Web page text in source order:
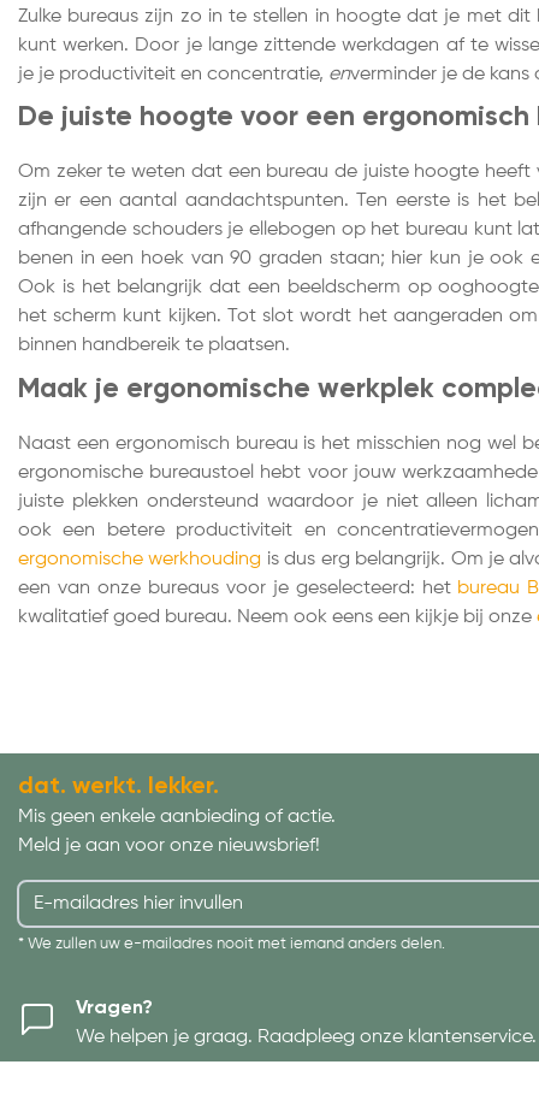
Zulke bureaus zijn zo in te stellen in hoogte dat je met
kunt werken. Door je lange zittende werkdagen af te
je je productiviteit en concentratie, enverminder je de kans
De juiste hoogte voor een ergonomisch
Om zeker te weten dat een bureau de juiste hoogte heeft
zijn er een aantal aandachtspunten. Ten eerste is het
afhangende schouders je ellebogen op het bureau kunt
benen in een hoek van 90 graden staan; hier kun je ook
Ook is het belangrijk dat een beeldscherm op
het scherm kunt kijken. Tot slot wordt het aangeraden
binnen handbereik te plaatsen.
Maak je ergonomische werkplek
Naast een ergonomisch bureau is het misschien nog wel
ergonomische bureaustoel hebt voor jouw
juiste plekken ondersteund waardoor je niet alleen
ook een betere productiviteit en
ergonomische werkhouding is dus erg belangrijk. Om je
een van onze bureaus voor je geselecteerd: het bureau
kwalitatief goed bureau. Neem ook eens een kijkje bij onze
dat. werkt. lekker.
Mis geen enkele aanbieding of actie.
Meld je aan voor onze nieuwsbrief!
* We zullen uw e-mailadres nooit met iemand anders delen.
Vragen?
We helpen je graag. Raadpleeg onze klantenservice.